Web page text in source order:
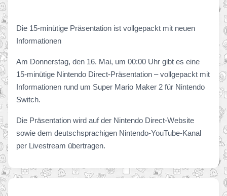
Die 15-minütige Präsentation ist vollgepackt mit neuen
Informationen
Am Donnerstag, den 16. Mai, um 00:00 Uhr gibt es eine
15-minütige Nintendo Direct-Präsentation – vollgepackt mit
Informationen rund um Super Mario Maker 2 für Nintendo
Switch.
Die Präsentation wird auf der Nintendo Direct-Website
sowie dem deutschsprachigen Nintendo-YouTube-Kanal
per Livestream übertragen.